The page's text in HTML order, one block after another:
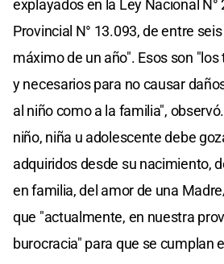
explayados en la Ley Nacional N°
Provincial N° 13.093, de entre
máximo de un año". Esos son
y necesarios para no causar
al niño como a la familia",
niño, niña u adolescente debe
adquiridos desde su nacimiento,
en familia, del amor de una
que "actualmente, en nuestra
burocracia" para que se cumplan